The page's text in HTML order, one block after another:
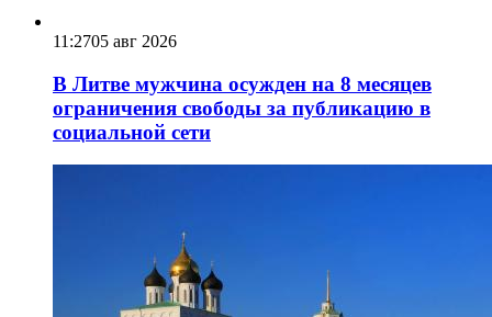
11:2705 авг 2026
В Литве мужчина осужден на 8 месяцев
ограничения свободы за публикацию в
социальной сети